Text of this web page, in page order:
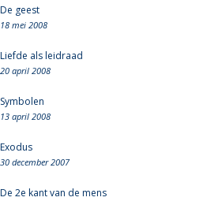
De geest
18 mei 2008
Liefde als leidraad
20 april 2008
Symbolen
13 april 2008
Exodus
30 december 2007
De 2e kant van de mens